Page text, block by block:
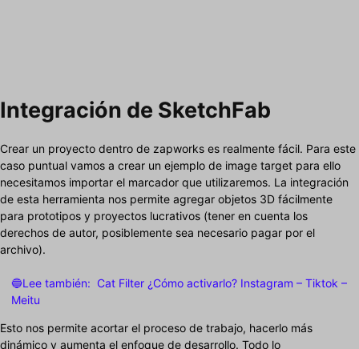
Integración de SketchFab
Crear un proyecto dentro de zapworks es realmente fácil. Para este
caso puntual vamos a crear un ejemplo de image target para ello
necesitamos importar el marcador que utilizaremos. La integración
de esta herramienta nos permite agregar objetos 3D fácilmente
para prototipos y proyectos lucrativos (tener en cuenta los
derechos de autor, posiblemente sea necesario pagar por el
archivo).
🔵Lee también: Cat Filter ¿Cómo activarlo? Instagram – Tiktok –
Meitu
Esto nos permite acortar el proceso de trabajo, hacerlo más
dinámico y aumenta el enfoque de desarrollo. Todo lo